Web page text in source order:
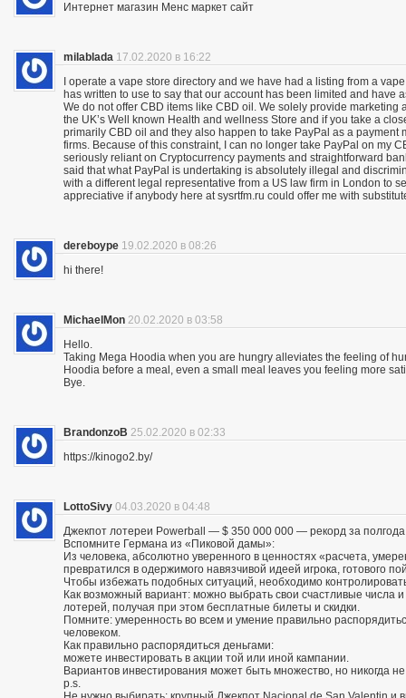
Интернет магазин Менс маркет сайт
milablada 17.02.2020 в 16:22
I operate a vape store directory and we have had a listing from a
has written to use to say that our account has been limited and
We do not offer CBD items like CBD oil. We solely provide
the UK’s Well known Health and wellness Store and if you take a
primarily CBD oil and they also happen to take PayPal as a
firms. Because of this constraint, I can no longer take PayPal on my
seriously reliant on Cryptocurrency payments and straightforward
said that what PayPal is undertaking is absolutely illegal and
with a different legal representative from a US law firm in London to
appreciative if anybody here at sysrtfm.ru could offer me with
dereboype 19.02.2020 в 08:26
hi there!
MichaelMon 20.02.2020 в 03:58
Hello.
Taking Mega Hoodia when you are hungry alleviates the feeling of
Hoodia before a meal, even a small meal leaves you feeling more
Bye.
BrandonzoB 25.02.2020 в 02:33
https://kinogo2.by/
LottoSivy 04.03.2020 в 04:48
Джекпот лотереи Powerball — $ 350 000 000 — рекорд за
Вспомните Германа из «Пиковой дамы»:
Из человека, абсолютно уверенного в ценностях «расчета,
превратился в одержимого навязчивой идеей игрока, готового
Чтобы избежать подобных ситуаций, необходимо
Как возможный вариант: можно выбрать свои счастливые
лотерей, получая при этом бесплатные билеты и скидки.
Помните: умеренность во всем и умение правильно
человеком.
Как правильно распорядиться деньгами:
можете инвестировать в акции той или иной кампании.
Вариантов инвестирования может быть множество, но никогда
p.s.